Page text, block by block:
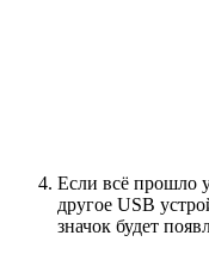
Если всё прошло
другое USB
значок будет